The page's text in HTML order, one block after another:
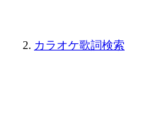
カラオケ歌詞検索